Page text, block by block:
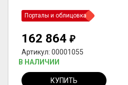
Порталы и облицовка
162 864 ₽
Артикул: 00001055
В НАЛИЧИИ
КУПИТЬ